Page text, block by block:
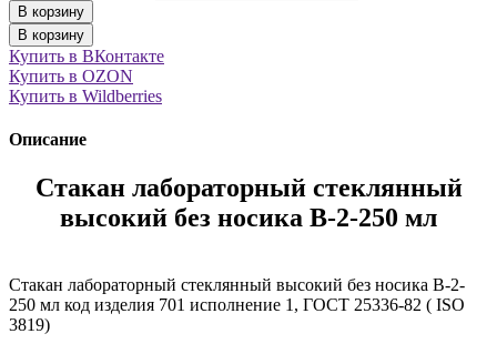
В корзину
В корзину
Купить в ВКонтакте
Купить в OZON
Купить в Wildberries
Описание
Стакан лабораторный стеклянный
высокий без носика В-2-250 мл
Стакан лабораторный стеклянный высокий без носика В-2-
250 мл код изделия 701 исполнение 1, ГОСТ 25336-82 ( ISO
3819)